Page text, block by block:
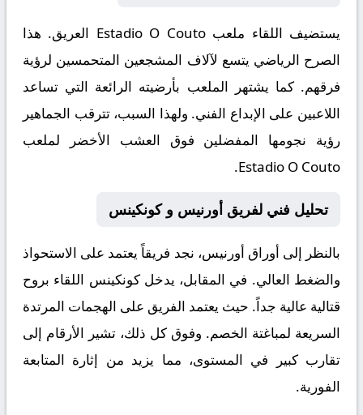
يستضيف اللقاء ملعبEstadio O Couto العريق. هذا
الصرح الرياضي يتسع لآلاف المشجعين المتحمسين لرؤية
فرقهم. كما يشتهر الملعب بأرضيته الرائعة التي تساعد
اللاعبين على الإبداع الفني. ولهذا السبب، تترقب الجماهير
رؤية نجومها المفضلين فوق العشب الأخضر لملعب
Estadio O Couto.
تحليل فني لفريق أورنيس و كونكينس
بالنظر إلى أوراق أورنيس، نجد فريقاً يعتمد على الاستحواذ
والضغط العالي. في المقابل، يدخلكونكينس اللقاء بروح
قتالية عالية جداً. حيث يعتمد الفريق على الهجمات المرتدة
السريعة لمباغتة الخصم. وفوق كل ذلك، تشير الأرقام إلى
تقارب كبير في المستوى، مما يزيد من إثارة المتابعة
الفورية.